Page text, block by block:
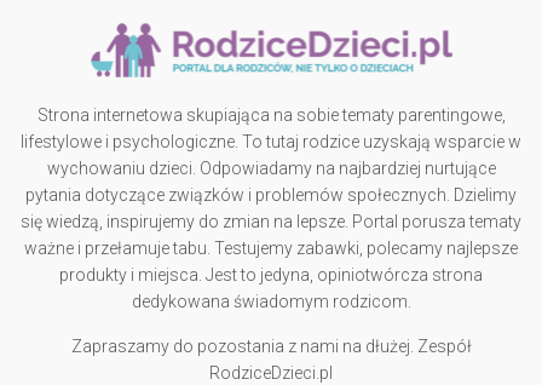
Strona internetowa skupiająca na sobie tematy parentingowe,
lifestylowe i psychologiczne. To tutaj rodzice uzyskają wsparcie w
wychowaniu dzieci. Odpowiadamy na najbardziej nurtujące
pytania dotyczące związków i problemów społecznych. Dzielimy
się wiedzą, inspirujemy do zmian na lepsze. Portal porusza tematy
ważne i przełamuje tabu. Testujemy zabawki, polecamy najlepsze
produkty i miejsca. Jest to jedyna, opiniotwórcza strona
dedykowana świadomym rodzicom.
Zapraszamy do pozostania z nami na dłużej. Zespół
RodziceDzieci.pl